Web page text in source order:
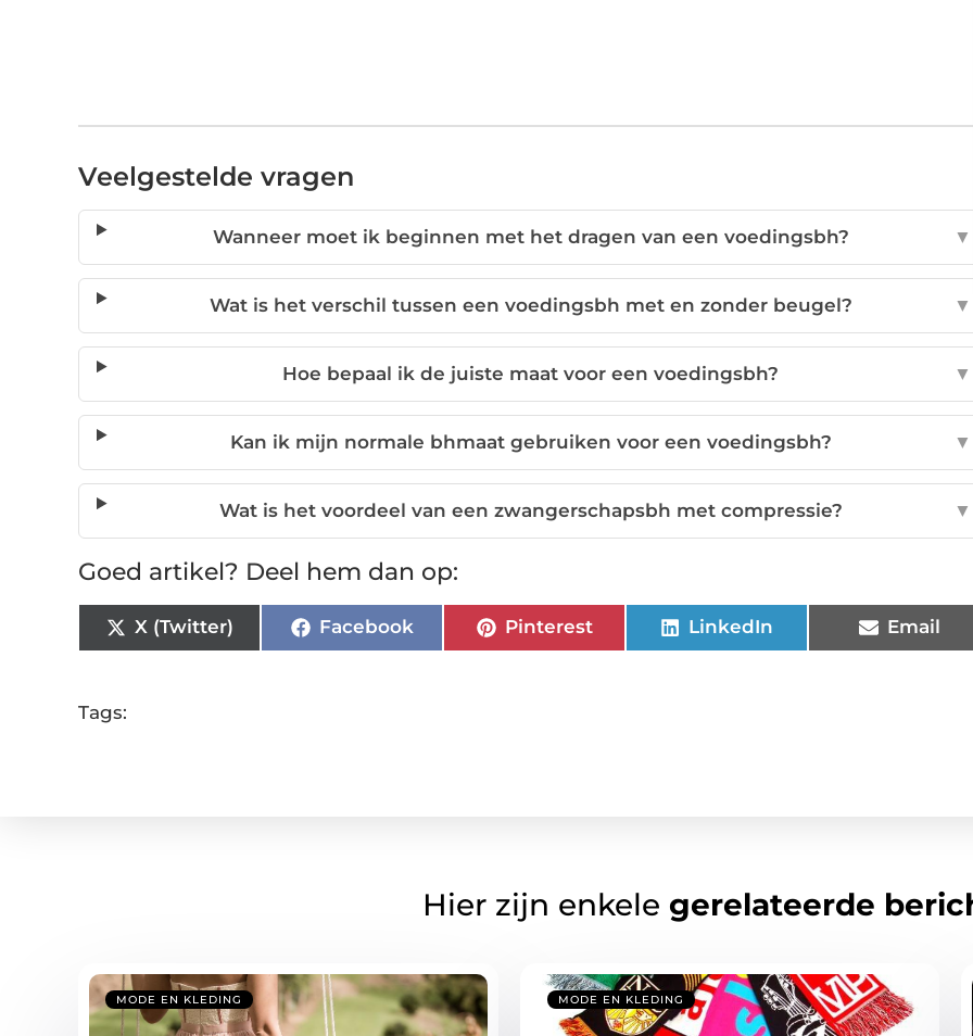
Veelgestelde vragen
Wanneer moet ik beginnen met het dragen van een voedingsbh? ▼
Wat is het verschil tussen een voedingsbh met en zonder beugel? ▼
Hoe bepaal ik de juiste maat voor een voedingsbh? ▼
Kan ik mijn normale bhmaat gebruiken voor een voedingsbh? ▼
Wat is het voordeel van een zwangerschapsbh met compressie? ▼
Goed artikel? Deel hem dan op:
X (Twitter) Facebook Pinterest LinkedIn Email
Tags:
Hier zijn enkele gerelateerde
MODE EN KLEDING MODE EN KLEDING